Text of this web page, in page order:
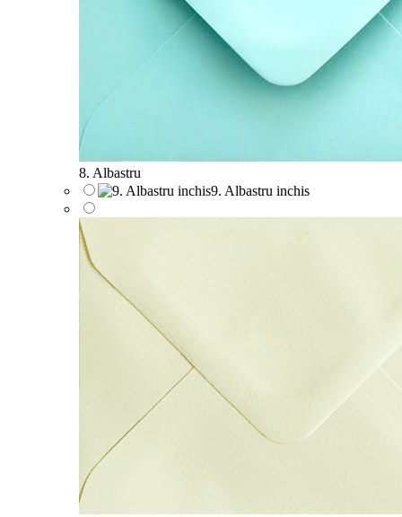
8. Albastru
9. Albastru inchis